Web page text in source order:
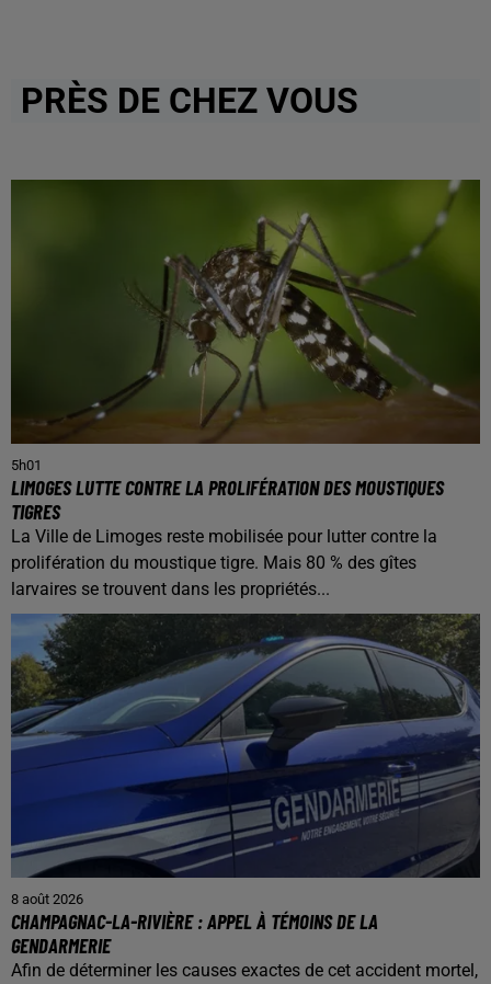
PRÈS DE CHEZ VOUS
5h01
LIMOGES LUTTE CONTRE LA PROLIFÉRATION DES MOUSTIQUES
TIGRES
La Ville de Limoges reste mobilisée pour lutter contre la
prolifération du moustique tigre. Mais 80 % des gîtes
larvaires se trouvent dans les propriétés...
8 août 2026
CHAMPAGNAC-LA-RIVIÈRE : APPEL À TÉMOINS DE LA
GENDARMERIE
Afin de déterminer les causes exactes de cet accident mortel,